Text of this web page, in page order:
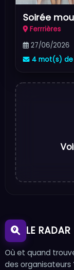
Soirée
Ferrrières
27/06/2026
4 mot(s) de
LE
Où et quand
des organisateurs